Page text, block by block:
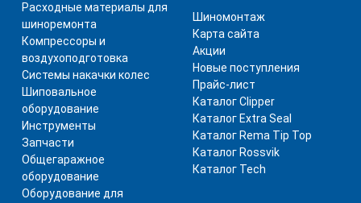
Расходные материалы для
шиноремонта
Компрессоры и
воздухоподготовка
Системы накачки колес
Шиповальное
оборудование
Инструменты
Запчасти
Общегаражное
оборудование
Оборудование для
Шиномонтаж
Карта сайта
Акции
Новые поступления
Прайс-лист
Каталог Clipper
Каталог Extra Seal
Каталог Rema Tip Top
Каталог Rossvik
Каталог Tech